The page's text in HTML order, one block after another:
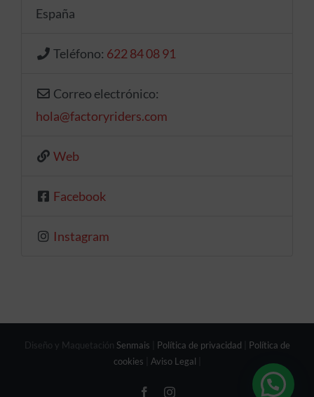
España
Teléfono: 622 84 08 91
Correo electrónico:
hola@factoryriders.com
Web
Facebook
Instagram
Diseño y Maquetación Senmais Política de privacidad
Política de
cookies
Aviso Legal
FacebookInstagram